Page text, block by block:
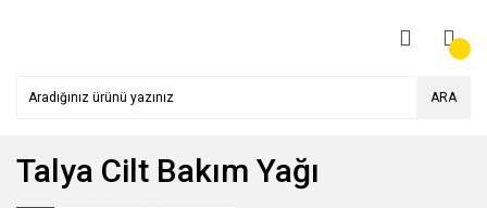
ARA
Talya Cilt Bakım Yağı